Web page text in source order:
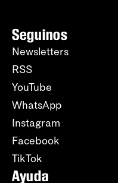
Seguinos
Newsletters
RSS
YouTube
WhatsApp
Instagram
Facebook
TikTok
Ayuda